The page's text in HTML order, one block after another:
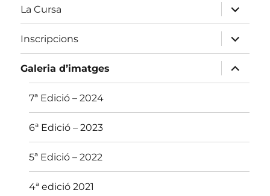
La Cursa
amplia
el
menú
fill
Inscripcions
amplia
el
menú
fill
Galeria d’imatges
amplia
el
menú
7ª Edició – 2024
6ª Edició – 2023
5ª Edició – 2022
4ª edició 2021